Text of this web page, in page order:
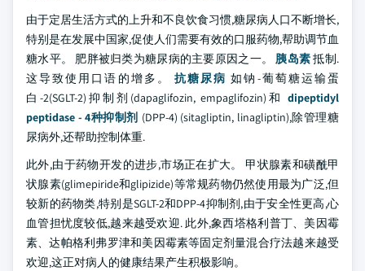
由于定居生活方式的上升和不良饮食习惯,糖尿病人口不断增长,
特别是在发展中国家,促使人们需要有效的口服药物,帮助调节血
糖水平。 肥胖被归类为糖尿病的主要原因之一。 胰岛素抵制.
这导致使用口语的增多。 抗糖尿病 如钠-葡萄糖运输蛋
白-2(SGLT-2)抑制剂(dapaglifozin, empaglifozin)和 dipeptidyl
peptidase - 4种抑制剂 (DPP-4) (sitagliptin, linagliptin),除管理糖
尿病外,还帮助控制体重.
此外,由于药物开发的进步,市场正在扩大。 甲状腺素和磺酰甲
状腺素(glimepiride和glipizide)等常规药物仍然使用最为广泛,但
较新的药物类,特别是SGLT-2和DPP-4抑制剂,由于安全性更高,心
血管担忧度较低,越来越受欢迎. 此外,象西塔格利普丁、美因霉
素、达帕格利弗罗津和美因霉素等固定剂量混合疗法越来越受
欢迎,这正对病人的健康结果产生积极影响。